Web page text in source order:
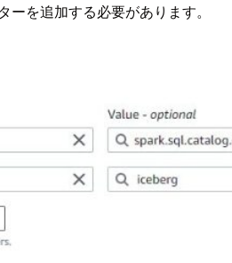
ーを追加する必要があります。